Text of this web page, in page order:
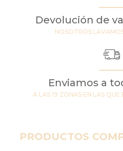
Devolución de
NOSOTROS
Enviamos a
A LAS 19 ZONAS EN LAS QUE
PRODUCTOS